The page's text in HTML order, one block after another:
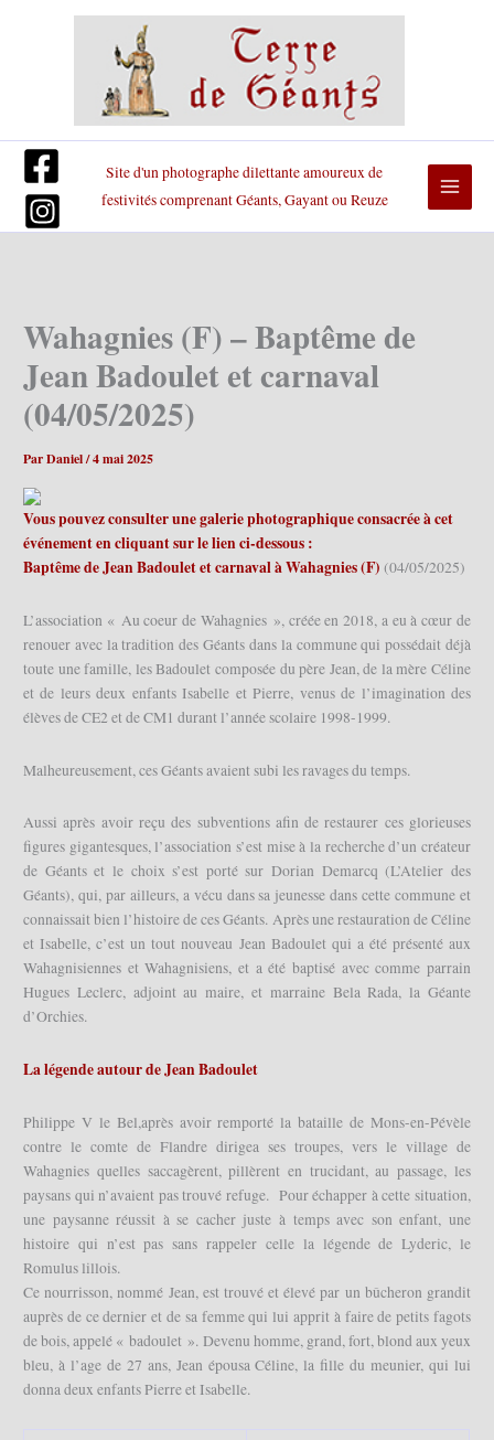
Site d'un photographe dilettante amoureux de
festivités comprenant Géants, Gayant ou Reuze
Wahagnies (F) – Baptême de
Jean Badoulet et carnaval
(04/05/2025)
ParDaniel/4 mai 2025
Vous pouvez consulter une galerie photographique consacrée à cet
événement en cliquant sur le lien ci-dessous :
Baptême de Jean Badoulet et carnaval à Wahagnies (F)(04/05/2025)
L’association « Au coeur de Wahagnies », créée en 2018, a eu à cœur de
renouer avec la tradition des Géants dans la commune qui possédait déjà
toute une famille, les Badoulet composée du père Jean, de la mère Céline
et de leurs deux enfants Isabelle et Pierre, venus de l’imagination des
élèves de CE2 et de CM1 durant l’année scolaire 1998-1999.
Malheureusement, ces Géants avaient subi les ravages du temps.
Aussi après avoir reçu des subventions afin de restaurer ces glorieuses
figures gigantesques, l’association s’est mise à la recherche d’un créateur
de Géants et le choix s’est porté sur Dorian Demarcq (L’Atelier des
Géants), qui, par ailleurs, a vécu dans sa jeunesse dans cette commune et
connaissait bien l’histoire de ces Géants. Après une restauration de Céline
et Isabelle, c’est un tout nouveau Jean Badoulet qui a été présenté aux
Wahagnisiennes et Wahagnisiens, et a été baptisé avec comme parrain
Hugues Leclerc, adjoint au maire, et marraine Bela Rada, la Géante
d’Orchies.
La légende autour de Jean Badoulet
Philippe V le Bel,après avoir remporté la bataille de Mons-en-Pévèle
contre le comte de Flandre dirigea ses troupes, vers le village de
Wahagnies quelles saccagèrent, pillèrent en trucidant, au passage, les
paysans qui n’avaient pas trouvé refuge. Pour échapper à cette situation,
une paysanne réussit à se cacher juste à temps avec son enfant, une
histoire qui n’est pas sans rappeler celle la légende de Lyderic, le
Romulus lillois.
Ce nourrisson, nommé Jean, est trouvé et élevé par un bûcheron grandit
auprès de ce dernier et de sa femme qui lui apprit à faire de petits fagots
de bois, appelé « badoulet ». Devenu homme, grand, fort, blond aux yeux
bleu, à l’age de 27 ans, Jean épousa Céline, la fille du meunier, qui lui
donna deux enfants Pierre et Isabelle.